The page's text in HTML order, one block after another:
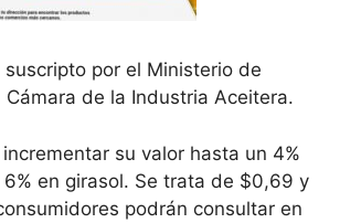
suscripto por el Ministerio de
Cámara de la Industria Aceitera.
su valor hasta un 4%
6% en girasol. Se trata de $0,69 y
podrán consultar en